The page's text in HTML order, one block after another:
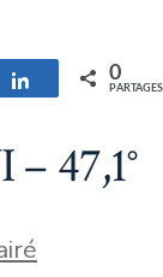
Partagez 0
PARTAGES
47,1°